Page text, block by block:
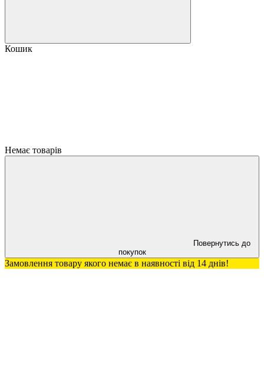
Кошик
Немає товарів
Повернутись до
покупок
Замовлення товару якого немає в наявності від 14 днів!